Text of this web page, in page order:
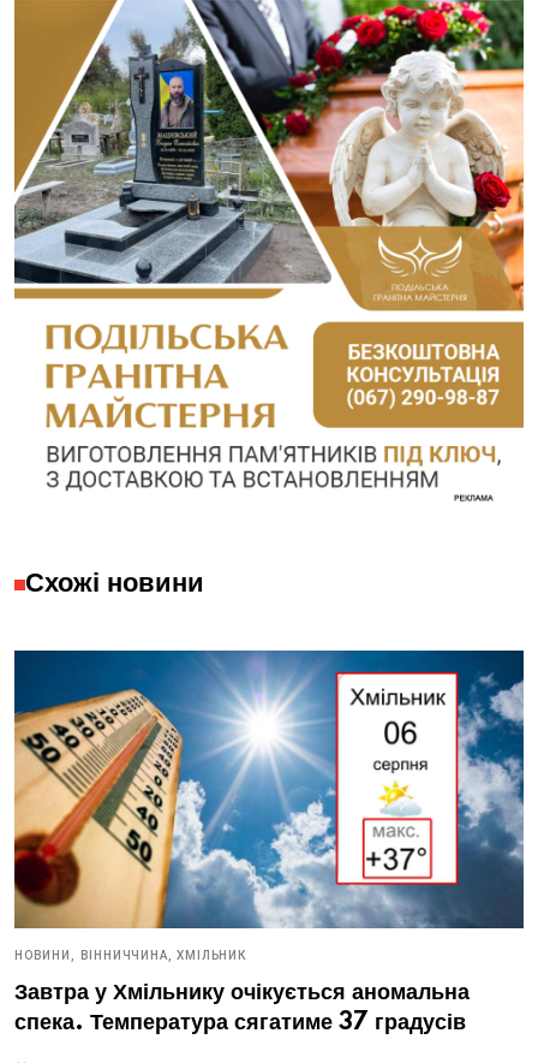
Схожі новини
НОВИНИ, ВІННИЧЧИНА, ХМІЛЬНИК
Завтра у Хмільнику очікується аномальна
спека. Температура сягатиме 37 градусів